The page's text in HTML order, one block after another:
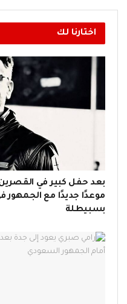
اختارنا لك
موعدًا جديدًا مع الجمهور
بسبيطلة